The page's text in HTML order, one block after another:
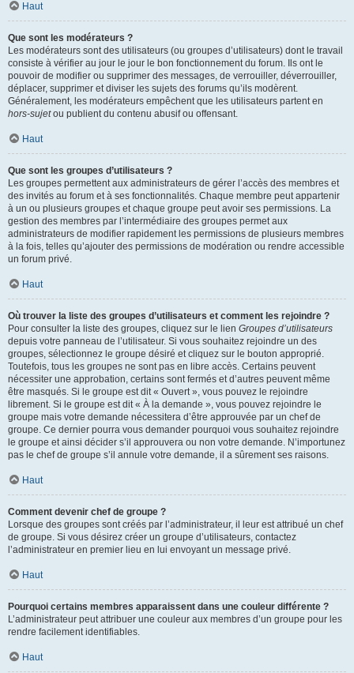
Haut
Que sont les modérateurs ?
Les modérateurs sont des utilisateurs (ou groupes d’utilisateurs) dont le travail
consiste à vérifier au jour le jour le bon fonctionnement du forum. Ils ont le
pouvoir de modifier ou supprimer des messages, de verrouiller, déverrouiller,
déplacer, supprimer et diviser les sujets des forums qu’ils modèrent.
Généralement, les modérateurs empêchent que les utilisateurs partent en
hors-sujetou publient du contenu abusif ou offensant.
Haut
Que sont les groupes d’utilisateurs ?
Les groupes permettent aux administrateurs de gérer l’accès des membres et
des invités au forum et à ses fonctionnalités. Chaque membre peut appartenir
à un ou plusieurs groupes et chaque groupe peut avoir ses permissions. La
gestion des membres par l’intermédiaire des groupes permet aux
administrateurs de modifier rapidement les permissions de plusieurs membres
à la fois, telles qu’ajouter des permissions de modération ou rendre accessible
un forum privé.
Haut
Où trouver la liste des groupes d’utilisateurs et comment les rejoindre ?
Pour consulter la liste des groupes, cliquez sur le lien Groupes d’utilisateurs
depuis votre panneau de l’utilisateur. Si vous souhaitez rejoindre un des
groupes, sélectionnez le groupe désiré et cliquez sur le bouton approprié.
Toutefois, tous les groupes ne sont pas en libre accès. Certains peuvent
nécessiter une approbation, certains sont fermés et d’autres peuvent même
être masqués. Si le groupe est dit « Ouvert », vous pouvez le rejoindre
librement. Si le groupe est dit « À la demande », vous pouvez rejoindre le
groupe mais votre demande nécessitera d’être approuvée par un chef de
groupe. Ce dernier pourra vous demander pourquoi vous souhaitez rejoindre
le groupe et ainsi décider s’il approuvera ou non votre demande. N’importunez
pas le chef de groupe s’il annule votre demande, il a sûrement ses raisons.
Haut
Comment devenir chef de groupe ?
Lorsque des groupes sont créés par l’administrateur, il leur est attribué un chef
de groupe. Si vous désirez créer un groupe d’utilisateurs, contactez
l’administrateur en premier lieu en lui envoyant un message privé.
Haut
Pourquoi certains membres apparaissent dans une couleur différente ?
L’administrateur peut attribuer une couleur aux membres d’un groupe pour les
rendre facilement identifiables.
Haut